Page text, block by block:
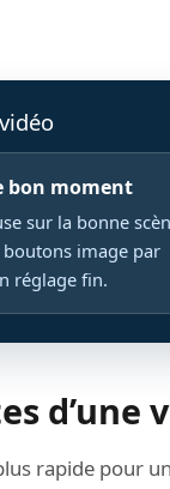
bon moment
sur la bonne
image par
réglage fin.
d’une
rapide pour